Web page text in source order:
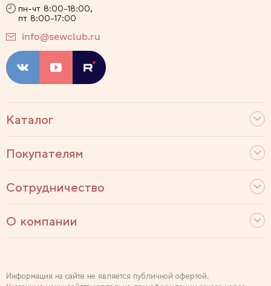
Каталог
Покупателям
Сотрудничество
О компании
пн-чт 8:00-18:00,
пт 8:00-17:00
info@sewclub.ru
Информация на сайте не является публичной офертой.